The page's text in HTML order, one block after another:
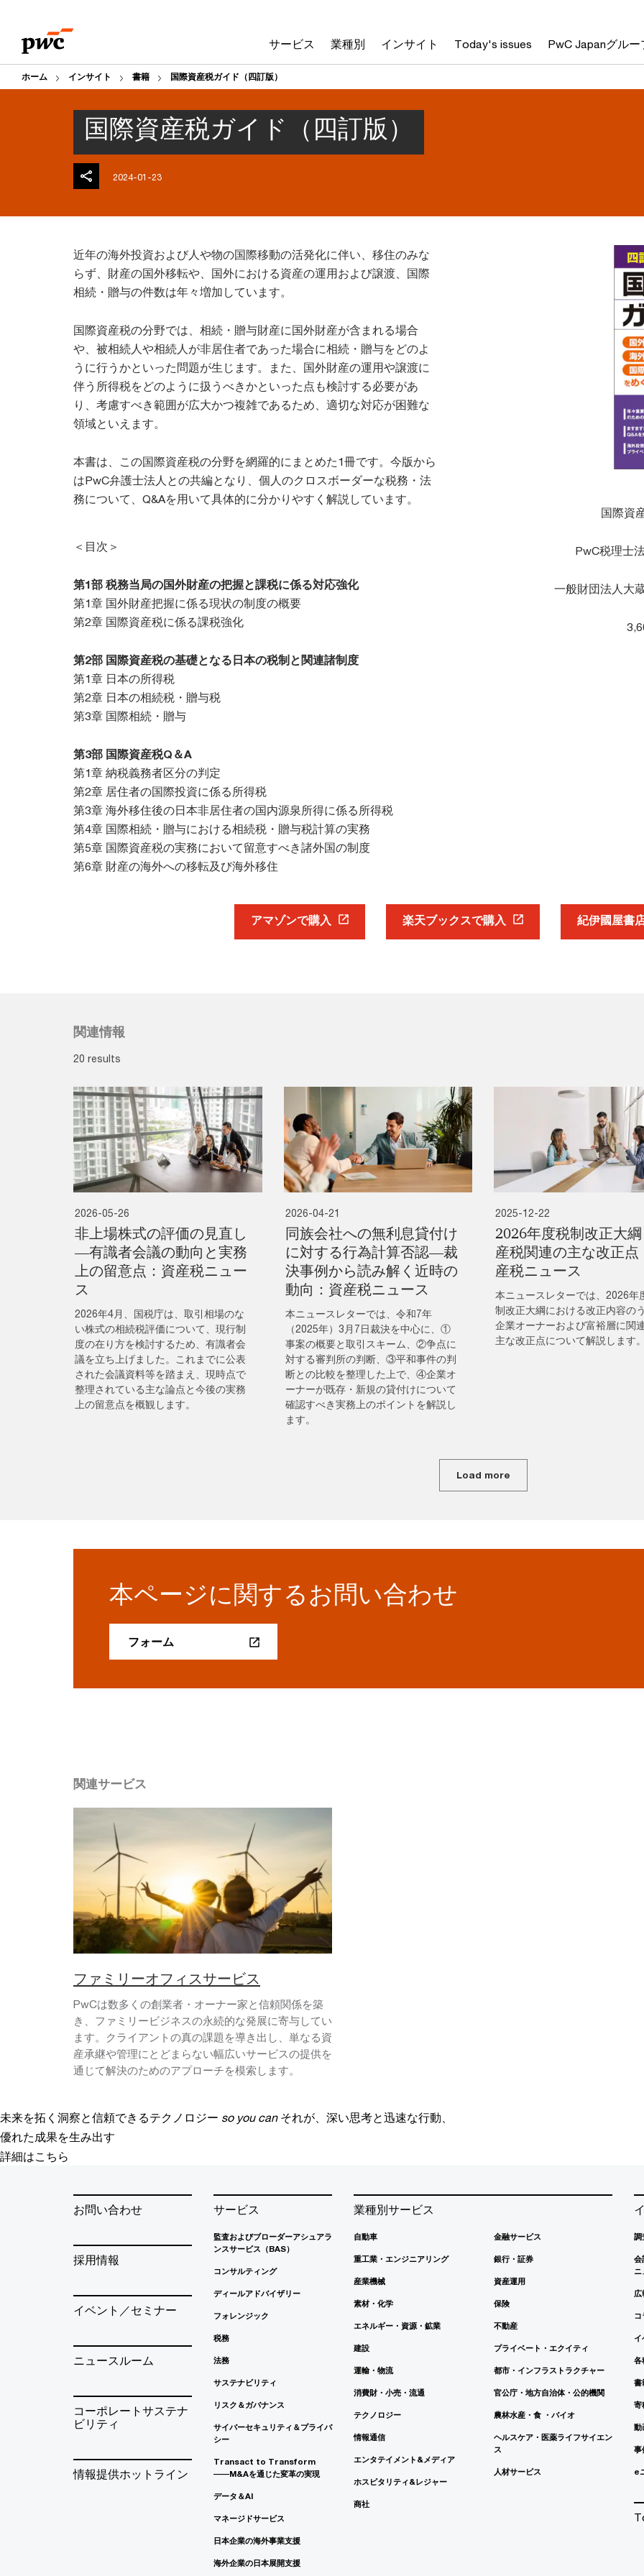
content
footer
サービス 業種別 インサイト Today's issues PwC Japanグルー
ホーム インサイト 書籍 国際資産税ガイド（四訂版）
国際資産税ガイド（四訂版）
2024-01-23
近年の海外投資および人や物の国際移動の活発化に伴い、移住のみな
らず、財産の国外移転や、国外における資産の運用および譲渡、国際
相続・贈与の件数は年々増加しています。
国際資産税の分野では、相続・贈与財産に国外財産が含まれる場合
や、被相続人や相続人が非居住者であった場合に相続・贈与をどのよ
うに行うかといった問題が生じます。また、国外財産の運用や譲渡に
伴う所得税をどのように扱うべきかといった点も検討する必要があ
り、考慮すべき範囲が広大かつ複雑であるため、適切な対応が困難な
領域といえます。
本書は、この国際資産税の分野を網羅的にまとめた1冊です。今版から
はPwC弁護士法人との共編となり、個人のクロスボーダーな税務・法
務について、Q&Aを用いて具体的に分かりやすく解説しています。
＜目次＞
第1部 税務当局の国外財産の把握と課税に係る対応強化
第1章 国外財産把握に係る現状の制度の概要
第2章 国際資産税に係る課税強化
第2部 国際資産税の基礎となる日本の税制と関連諸制度
第1章 日本の所得税
第2章 日本の相続税・贈与税
第3章 国際相続・贈与
第3部 国際資産税Q＆A
第1章 納税義務者区分の判定
第2章 居住者の国際投資に係る所得税
第3章 海外移住後の日本非居住者の国内源泉所得に係る所得税
第4章 国際相続・贈与における相続税・贈与税計算の実務
第5章 国際資産税の実務において留意すべき諸外国の制度
第6章 財産の海外への移転及び海外移住
国際資
PwC税理士
一般財団法人大
アマゾンで購入 楽天ブックスで購入 紀伊國屋書
関連情報
20 results
2026-05-26
非上場株式の評価の見直し
―有識者会議の動向と実務
上の留意点：資産税ニュー
ス
2026年4月、国税庁は、取引相場のな
い株式の相続税評価について、現行制
度の在り方を検討するため、有識者会
議を立ち上げました。これまでに公表
された会議資料等を踏まえ、現時点で
整理されている主な論点と今後の実務
上の留意点を概観します。
2026-04-21
同族会社への無利息貸付け
に対する行為計算否認―裁
決事例から読み解く近時の
動向：資産税ニュース
本ニュースレターでは、令和7年
（2025年）3月7日裁決を中心に、①
事案の概要と取引スキーム、②争点に
対する審判所の判断、③平和事件の判
断との比較を整理した上で、④企業オ
ーナーが既存・新規の貸付けについて
確認すべき実務上のポイントを解説し
ます。
2025-12-22
2026年度税制改正大
産税関連の主な改正点
産税ニュース
本ニュースレターでは、2026年
制改正大綱における改正内容の
企業オーナーおよび富裕層に関
主な改正点について解説します
Load more
本ページに関するお問い合わせ
フォーム
関連サービス
ファミリーオフィスサービス
PwCは数多くの創業者・オーナー家と信頼関係を築
き、ファミリービジネスの永続的な発展に寄与してい
ます。クライアントの真の課題を導き出し、単なる資
産承継や管理にとどまらない幅広いサービスの提供を
通じて解決のためのアプローチを模索します。
未来を拓く洞察と信頼できるテクノロジー so you can それが、深い思考と迅速な行動、
優れた成果を生み出す
詳細はこちら
お問い合わせ
採用情報
イベント／セミナー
ニュースルーム
コーポレートサステナ
ビリティ
情報提供ホットライン
サービス
監査およびブローダーアシュアラ
ンスサービス（BAS）
コンサルティング
ディールアドバイザリー
フォレンジック
税務
法務
サステナビリティ
リスク＆ガバナンス
サイバーセキュリティ＆プライバ
シー
Transact to Transform
――M&Aを通じた変革の実現
データ＆AI
マネージドサービス
日本企業の海外事業支援
海外企業の日本展開支援
業種別サービス
自動車
重工業・エンジニアリング
産業機械
素材・化学
エネルギー・資源・鉱業
建設
運輸・物流
消費財・小売・流通
テクノロジー
情報通信
エンタテイメント&メディア
ホスピタリティ&レジャー
商社
金融サービス
銀行・証券
資産運用
保険
不動産
プライベート・エクイティ
都市・インフラストラクチャー
官公庁・地方自治体・公的機関
農林水産・食 ・バイオ
ヘルスケア・医薬ライフサイエン
ス
人材サービス
調
会
ニ
広
コ
イ
各
書
寄
動
事
e